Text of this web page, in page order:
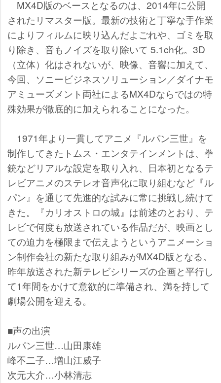
MX4D版のベースとなるのは、2014年に公開
されたリマスター版。最新の技術と丁寧な手作業
によりフィルムに映り込んだよごれや、ゴミを取
り除き、音もノイズを取り除いて 5.1ch化。3D
（立体）化はされないが、映像、音響に加えて、
今回、ソニービジネスソリューション／ダイナモ
アミューズメント両社によるMX4Dならではの特
殊効果が徹底的に加えられることになった。
1971年より一貫してアニメ『ルパン三世』を
制作してきたトムス・エンタテインメントは、拳
銃などリアルな設定を取り入れ、日本初となるテ
レビアニメのステレオ音声化に取り組むなど『ル
パン』を通じて先進的な試みに常に挑戦し続けて
きた。『カリオストロの城』は前述のとおり、テ
レビで何度も放送されている作品だが、映画とし
ての迫力を極限まで伝えようというアニメーショ
ン制作会社の新たな取り組みがMX4D版となる。
昨年放送された新テレビシリーズの企画と平行し
て1年間をかけて意欲的に準備され、満を持して
劇場公開を迎える。
■声の出演
ルパン三世…山田康雄
峰不二子…増山江威子
次元大介…小林清志